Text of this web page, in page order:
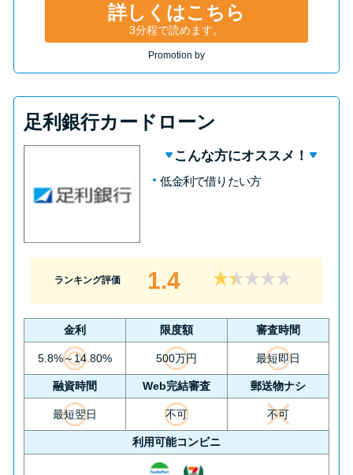
詳しくはこちら
3分程で読めます。
Promotion by
足利銀行カードローン
こんな方にオススメ！
低金利で借りたい方
ランキング評価 1.4
金利 限度額 審査時間
5.8%～14.80% 500万円 最短即日
融資時間 Web完結審査 郵送物ナシ
最短翌日 不可 不可
利用可能コンビニ